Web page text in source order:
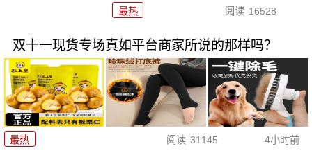
最热 阅读 16528
双十一现货专场真如平台商家所说的那样吗？
最热 阅读 31145 4小时前